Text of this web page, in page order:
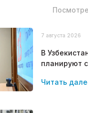
7 августа 2026
В
планируют
сжиженного
Читать